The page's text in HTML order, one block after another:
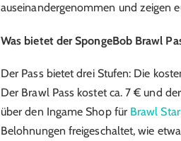
auseinandergenommen und zeigen
Was bietet der SpongeBob Brawl
Der Pass bietet drei Stufen: Die
Der Brawl Pass kostet ca. 7 € und
über den Ingame Shop für Brawl
Belohnungen freigeschaltet, wie